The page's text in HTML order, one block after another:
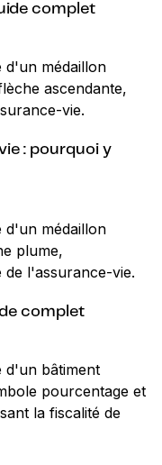
complet
: pourquoi y
complet